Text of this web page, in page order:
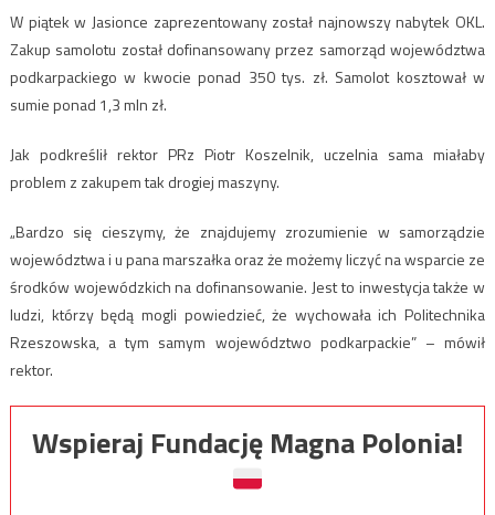
W piątek w Jasionce zaprezentowany został najnowszy nabytek OKL.
Zakup samolotu został dofinansowany przez samorząd województwa
podkarpackiego w kwocie ponad 350 tys. zł. Samolot kosztował w
sumie ponad 1,3 mln zł.
Jak podkreślił rektor PRz Piotr Koszelnik, uczelnia sama miałaby
problem z zakupem tak drogiej maszyny.
„Bardzo się cieszymy, że znajdujemy zrozumienie w samorządzie
województwa i u pana marszałka oraz że możemy liczyć na wsparcie ze
środków wojewódzkich na dofinansowanie. Jest to inwestycja także w
ludzi, którzy będą mogli powiedzieć, że wychowała ich Politechnika
Rzeszowska, a tym samym województwo podkarpackie” – mówił
rektor.
Wspieraj Fundację Magna Polonia!